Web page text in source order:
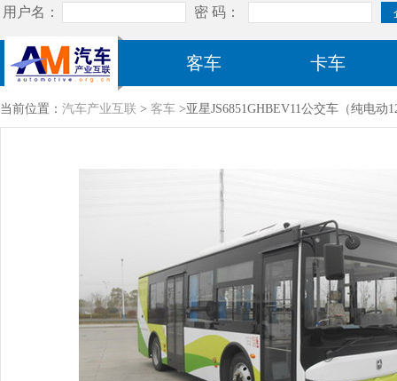
客车 卡车
当前位置： 汽车产业互联 > 客车 >亚星JS6851GHBEV11公交车（纯电动